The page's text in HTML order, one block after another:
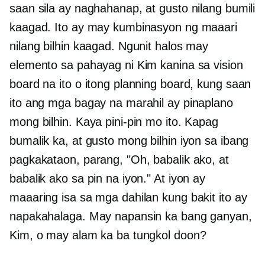
saan sila ay naghahanap, at gusto nilang bumili
kaagad. Ito ay may kumbinasyon ng maaari
nilang bilhin kaagad. Ngunit halos may
elemento sa pahayag ni Kim kanina sa vision
board na ito o itong planning board, kung saan
ito ang mga bagay na marahil ay pinaplano
mong bilhin. Kaya pini-pin mo ito. Kapag
bumalik ka, at gusto mong bilhin iyon sa ibang
pagkakataon, parang, "Oh, babalik ako, at
babalik ako sa pin na iyon." At iyon ay
maaaring isa sa mga dahilan kung bakit ito ay
napakahalaga. May napansin ka bang ganyan,
Kim, o may alam ka ba tungkol doon?